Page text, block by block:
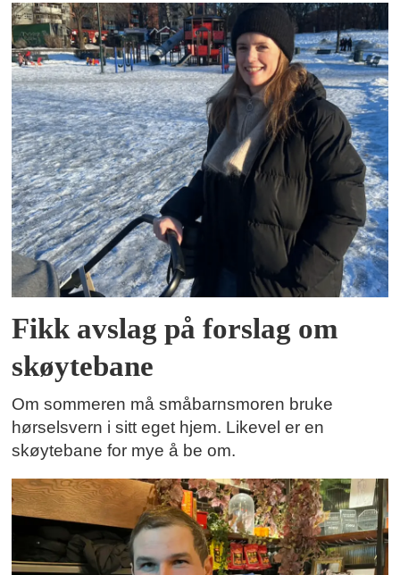
Fikk avslag på forslag om
skøytebane
Om sommeren må småbarnsmoren bruke
hørselsvern i sitt eget hjem. Likevel er en
skøytebane for mye å be om.